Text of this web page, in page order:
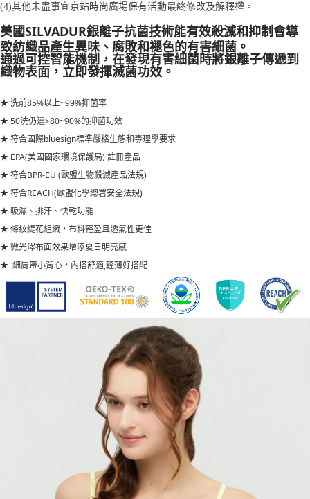
易，需依本服務之必要範圍內提供個人資料，並將交易相關給付款項請求債
２．關於個人資料處理事宜，請瀏覽以下網址：
https://aftee.tw/terms/#terms3
３．未成年的使用者請事先徵得法定代理人或監護人之同意方可使用
「AFTEE先享後付」，若未經同意申辦者引起之損失，本公司不負相關責
時審查核予不同之上限額度；若仍有額度不足之情形，本公司將視審查結果
請求用戶進行身份認證。
恩沛科技股份有限公司將有權停止該用戶之使用額度並採取法律行動。
(4)其他未盡事宜京站時尚廣場保有活動最終修改及解釋權。
美國SILVADUR銀離子抗菌技術能有效殺滅和抑制會導
致紡織品產生異味、腐敗和褪色的有害細菌。
通過可控智能機制，在發現有害細菌時將銀離子傳遞到
織物表面，立即發揮滅菌功效。
★ 洗前85%以上~99%抑菌率
★ 50洗仍達>80~90%的抑菌功效
★ 符合國際bluesign標準嚴格生態和毒理學要求
★ EPA(美國國家環境保護局) 註冊產品
★ 符合BPR-EU (歐盟生物殺滅產品法規)
★ 符合REACH(歐盟化學總署安全法規)
★ 吸濕、排汗、快乾功能
★ 條紋緹花組織，布料輕盈且透氣性更佳
★ 微光澤布面效果增添夏日明亮感
★ 細肩帶小背心，內搭舒適,輕薄好搭配